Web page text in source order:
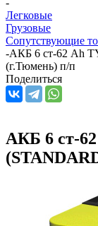
Легковые
Грузовые
Сопутствующие
-АКБ 6 ст-62 Ah
(г.Тюмень) п/п
Поделиться
АКБ 6 ст-